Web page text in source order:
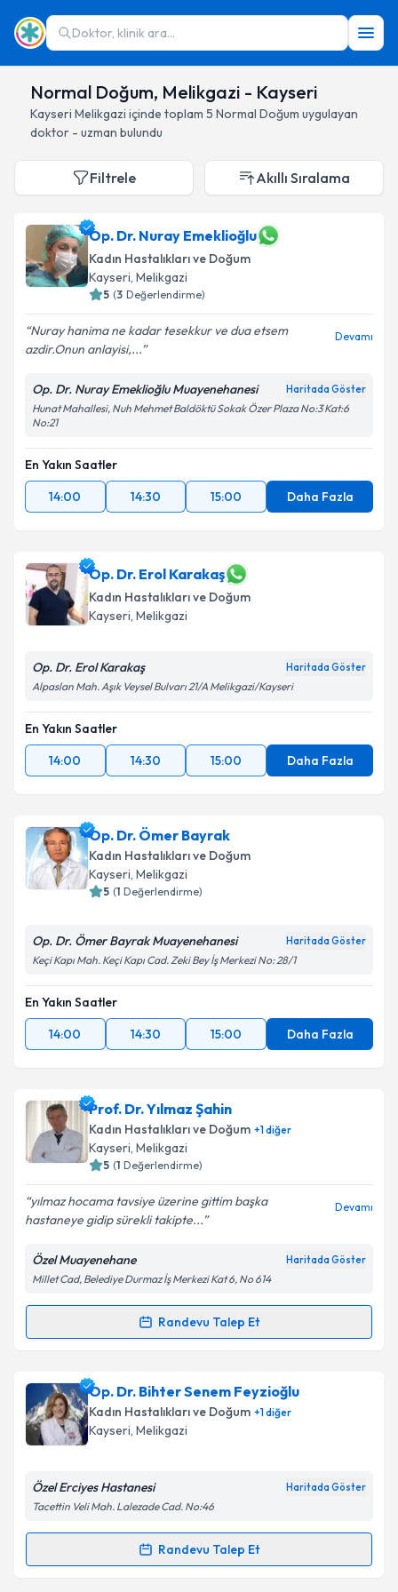
Doktor, klinik ara...
Normal Doğum, Melikgazi - Kayseri
Kayseri Melikgazi içinde toplam 5 Normal Doğum uygulayan
doktor - uzman bulundu
Filtrele Akıllı Sıralama
Op. Dr. Nuray Emeklioğlu
Kadın Hastalıkları ve Doğum
Kayseri, Melikgazi
5 (3 Değerlendirme)
Nuray hanima ne kadar tesekkur ve dua etsem
azdir.Onun anlayisi,...
Devamı
Op. Dr. Nuray Emeklioğlu Muayenehanesi Haritada Göster
Hunat Mahallesi, Nuh Mehmet Baldöktü Sokak Özer Plaza No:3 Kat:6
No:21
En Yakın Saatler
14:00
14:30 15:00 Daha Fazla
Op. Dr. Erol Karakaş
Kadın Hastalıkları ve Doğum
Kayseri, Melikgazi
Op. Dr. Erol Karakaş Haritada Göster
Alpaslan Mah. Aşık Veysel Bulvarı 21/A Melikgazi/Kayseri
En Yakın Saatler
14:00
14:30 15:00 Daha Fazla
Op. Dr. Ömer Bayrak
Kadın Hastalıkları ve Doğum
Kayseri, Melikgazi
5 (1 Değerlendirme)
Op. Dr. Ömer Bayrak Muayenehanesi Haritada Göster
Keçi Kapı Mah. Keçi Kapı Cad. Zeki Bey İş Merkezi No: 28/1
En Yakın Saatler
14:00
14:30 15:00 Daha Fazla
Prof. Dr. Yılmaz Şahin
Kadın Hastalıkları ve Doğum +1diğer
Kayseri, Melikgazi
5 (1 Değerlendirme)
yılmaz hocama tavsiye üzerine gittim başka
hastaneye gidip sürekli takipte...
Devamı
Özel Muayenehane Haritada Göster
Millet Cad, Belediye Durmaz İş Merkezi Kat 6, No 614
Randevu Talep Et
Randevu Takvimi Talebi
Prof. Dr. Yılmaz Şahiniçin randevu takvimi talebi
oluşturun. Size bu uzmandan randevu almanız için bir
takvim hazırlandığında e-posta ile bilgilendireceğiz.
Kişisel verilerimin işlenmesine ilişkin
Metni'ni okudum ve kişisel verilerimin belirtilen
Op. Dr. Bihter Senem Feyzioğlu
Kadın Hastalıkları ve Doğum +1diğer
Kayseri, Melikgazi
Özel Erciyes Hastanesi Haritada Göster
Tacettin Veli Mah. Lalezade Cad. No:46
Randevu Talep Et
Randevu Takvimi Talebi